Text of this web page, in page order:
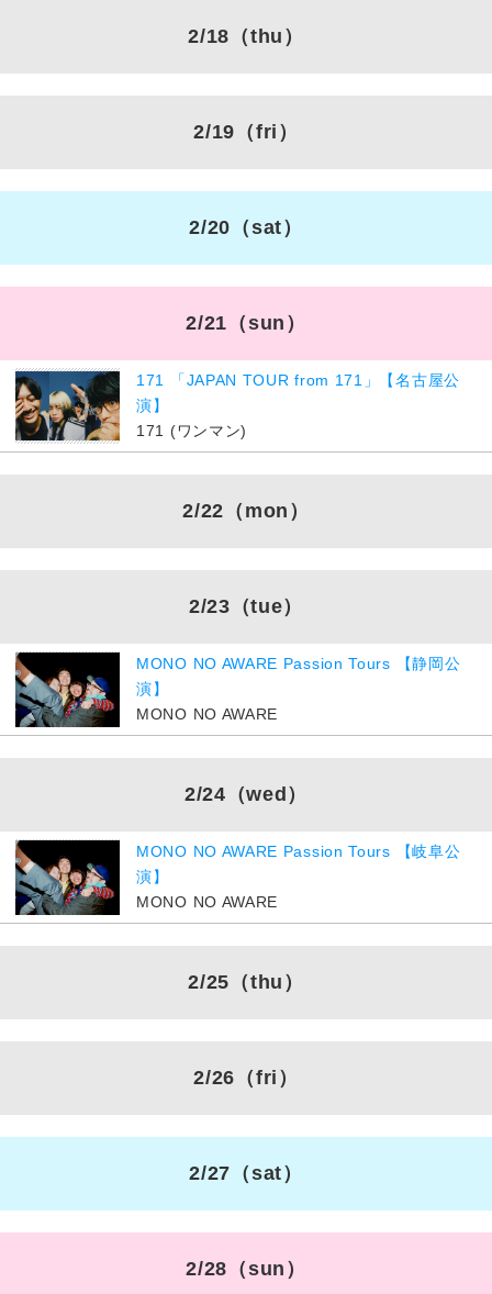
2/18 （thu）
2/19 （fri）
2/20 （sat）
2/21 （sun）
171 「JAPAN TOUR from 171」【名古屋公
演】
171 (ワンマン)
2/22 （mon）
2/23 （tue）
MONO NO AWARE Passion Tours 【静岡公
演】
MONO NO AWARE
2/24 （wed）
MONO NO AWARE Passion Tours 【岐阜公
演】
MONO NO AWARE
2/25 （thu）
2/26 （fri）
2/27 （sat）
2/28 （sun）